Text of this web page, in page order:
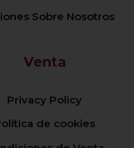
Sobre Nosotros
Venta
Privacy Policy
de cookies